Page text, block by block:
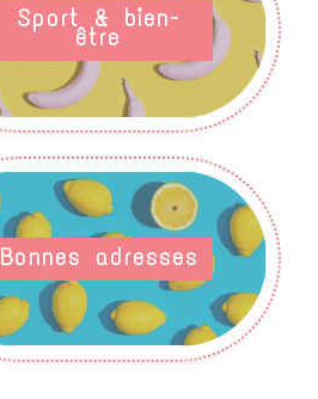
Sport & bien-
être
Bonnes adresses